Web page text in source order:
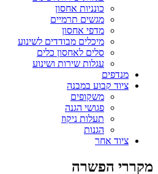
כונניות אחסון
מגשים תרמיים
מדפי אחסון
מיכלים מבודדים לשינוע
סלים לאחסון כלים
עגלות שירות ושינוע
מנדפים
ציוד קבוע במבנה
משקופים
פגושי הגנה
תעלות ניקוז
הגנות
ציוד אחר
מקררי הפשרה